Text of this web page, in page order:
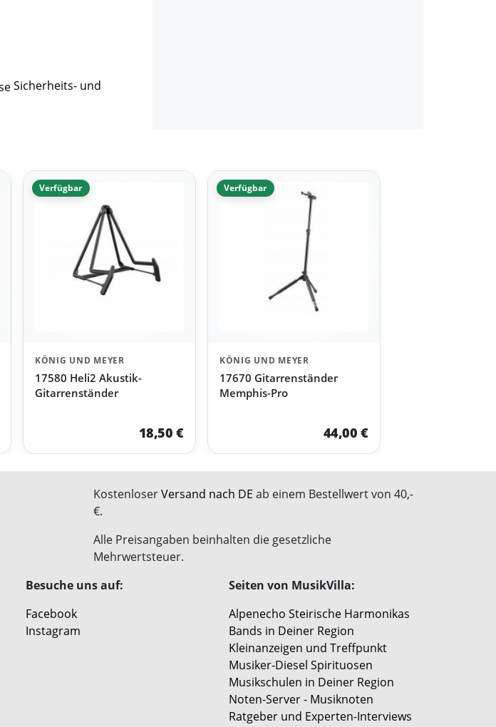
Sicherheits- und
Verfügbar
KÖNIG UND MEYER
17580 Heli2 Akustik-
Gitarrenständer
18,50 €
Verfügbar
KÖNIG UND MEYER
17670 Gitarrenständer
Memphis-Pro
44,00 €
KostenloserVersand nach DE ab einem Bestellwert von 40,-
€.
Alle Preisangaben beinhalten die gesetzliche
Mehrwertsteuer.
Besuche uns auf:
Facebook
Instagram
Seiten von MusikVilla:
Alpenecho Steirische Harmonikas
Bands in Deiner Region
Kleinanzeigen und Treffpunkt
Musiker-Diesel Spirituosen
Musikschulen in Deiner Region
Noten-Server - Musiknoten
Ratgeber und Experten-Interviews